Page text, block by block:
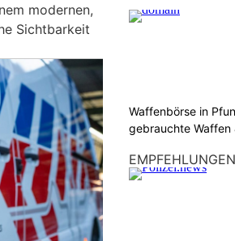
modernen,
Sichtbarkeit
Waffenbörse in
gebrauchte Waffen
EMPFEHLUNGEN